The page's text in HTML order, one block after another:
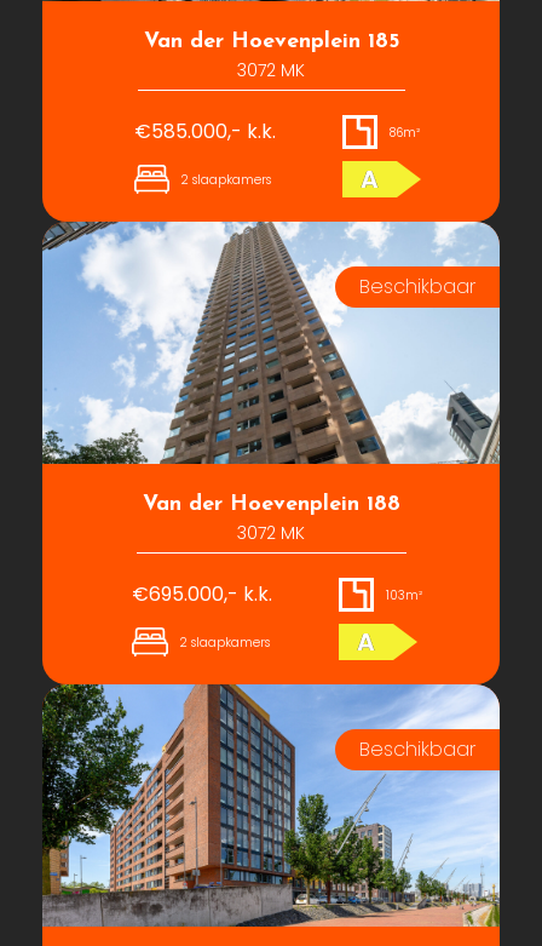
Van der Hoevenplein 185
3072 MK
€585.000,- k.k. 86m²
2 slaapkamers A
Van der Hoevenplein 188
3072 MK
€695.000,- k.k. 103m²
2 slaapkamers A